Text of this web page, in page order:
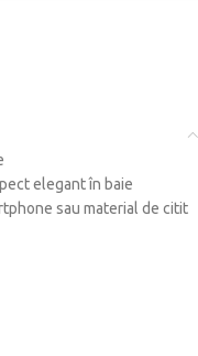
elegant în baie
sau material de citit